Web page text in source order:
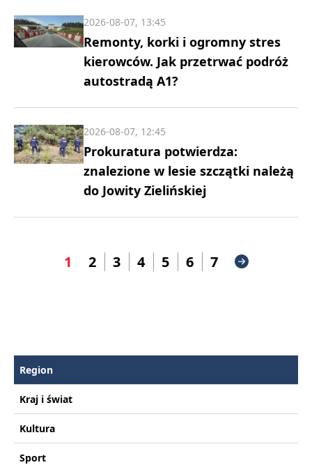
Remonty, korki i ogromny stres
kierowców. Jak przetrwać podróż
autostradą A1?
2026-08-07, 13:45
Prokuratura potwierdza:
znalezione w lesie szczątki należą
do Jowity Zielińskiej
2026-08-07, 12:45
1 2 3 4 5 6 7
Region
Kraj i świat
Kultura
Sport